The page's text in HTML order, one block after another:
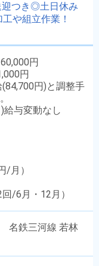
つき◎土日休み
や組立作業！
円
円
円)と調整手
給与変動なし
/月）
/6月・12月）
鉄三河線 若林